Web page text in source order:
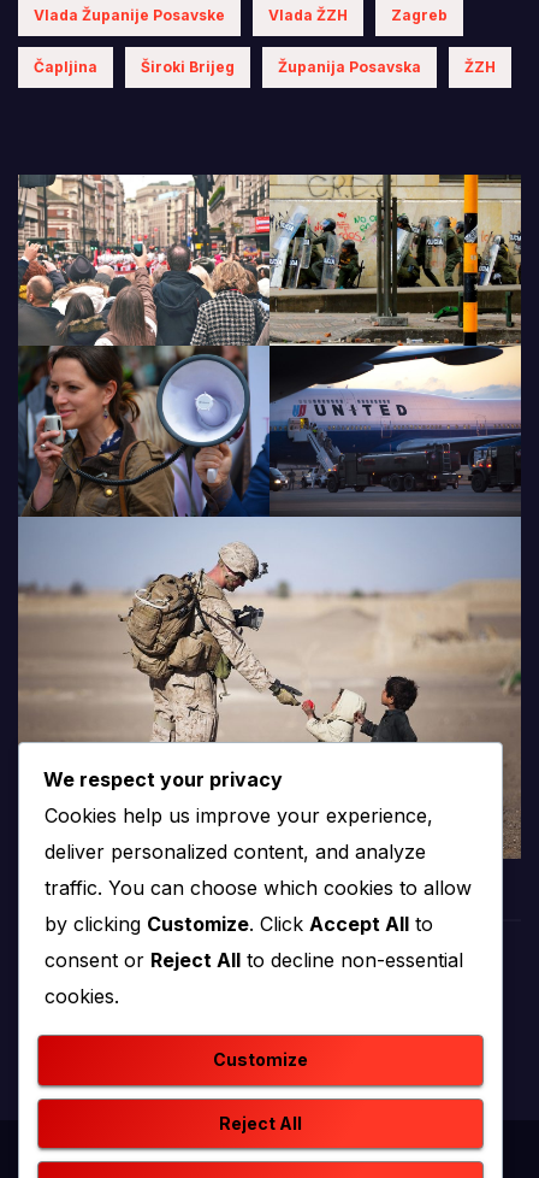
Vlada Županije Posavske Vlada ŽZH Zagreb
Čapljina Široki Brijeg Županija Posavska ŽZH
produkcija i emitiranje tv programa
Proudly powered by WordPress|Theme: newstack by
We respect your privacy
Cookies help us improve your experience,
deliver personalized content, and analyze
traffic. You can choose which cookies to allow
by clicking Customize. Click Accept All to
consent or Reject All to decline non-essential
cookies.
Customize
Reject All